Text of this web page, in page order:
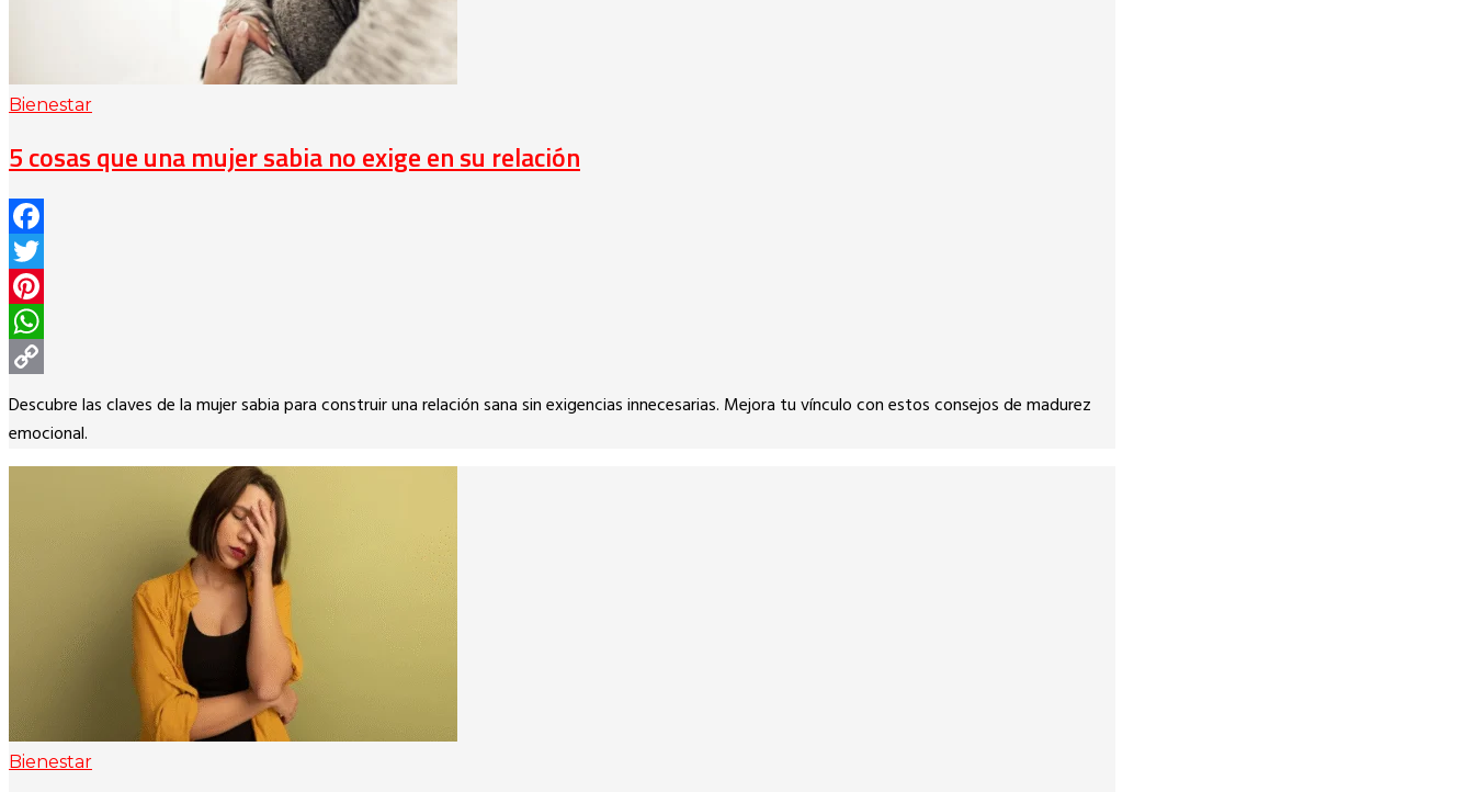
Bienestar
5 cosas que una mujer sabia no exige en su relación
Facebook
Twitter
Pinterest
WhatsApp
Copy
Link
Descubre las claves de la mujer sabia para construir una relación sana sin exigencias innecesarias. Mejora tu vínculo con estos consejos de madurez
emocional.
Bienestar